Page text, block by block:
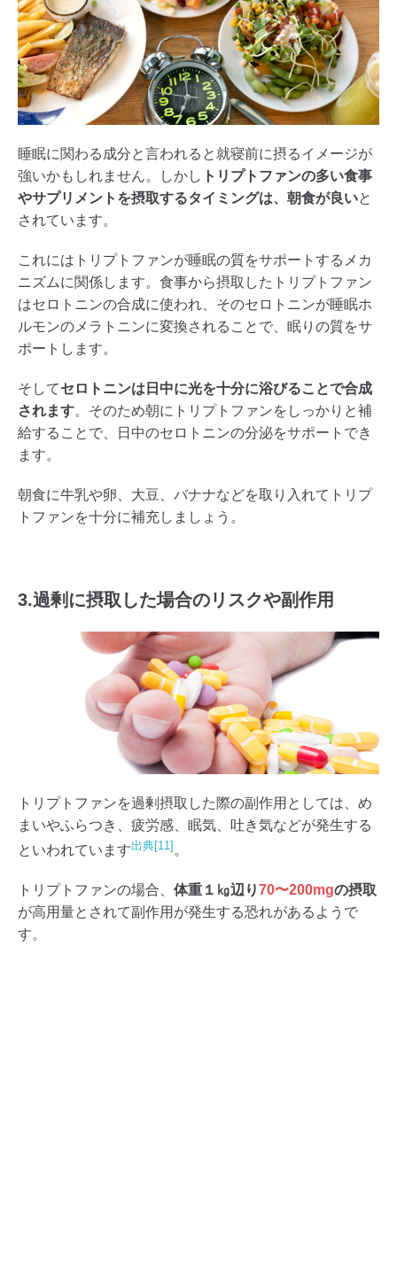
睡眠に関わる成分と言われると就寝前に摂るイメージが
強いかもしれません。しかし トリプトファンの多い食事
やサプリメントを摂取するタイミングは、朝食が良いと
されています。
これにはトリプトファンが睡眠の質をサポートするメカ
ニズムに関係します。食事から摂取したトリプトファン
はセロトニンの合成に使われ、そのセロトニンが睡眠ホ
ルモンのメラトニンに変換されることで、眠りの質をサ
ポートします。
そしてセロトニンは日中に光を十分に浴びることで合成
されます。そのため朝にトリプトファンをしっかりと補
給することで、日中のセロトニンの分泌をサポートでき
ます。
朝食に牛乳や卵、大豆、バナナなどを取り入れてトリプ
トファンを十分に補充しましょう。
3.過剰に摂取した場合のリスクや副作用
トリプトファンを過剰摂取した際の副作用としては、め
まいやふらつき、疲労感、眠気、吐き気などが発生する
といわれています出典[11] 。
トリプトファンの場合、 体重１㎏辺り70〜200mgの摂取
が高用量とされて副作用が発生する恐れがあるようで
す。